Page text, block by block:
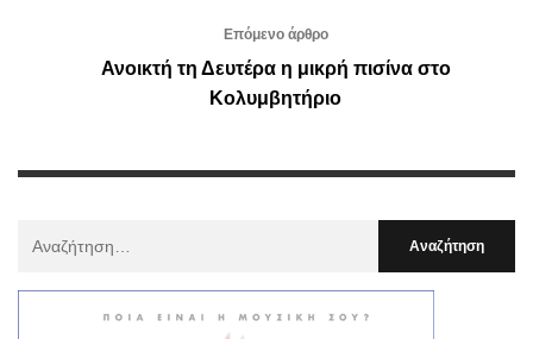
Επόμενο άρθρο
Ανοικτή τη Δευτέρα η μικρή πισίνα στο
Κολυμβητήριο
: